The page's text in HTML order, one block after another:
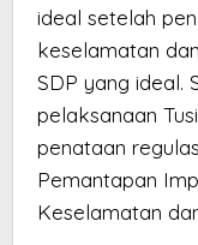
ideal setelah
keselamatan
SDP yang ideal.
pelaksanaan
penataan
Pemantapan
Keselamatan